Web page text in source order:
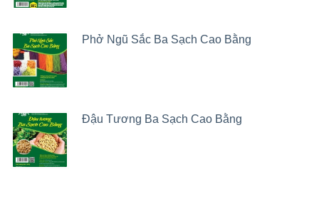
Phở Ngũ Sắc Ba Sạch Cao Bằng
Đậu Tương Ba Sạch Cao Bằng